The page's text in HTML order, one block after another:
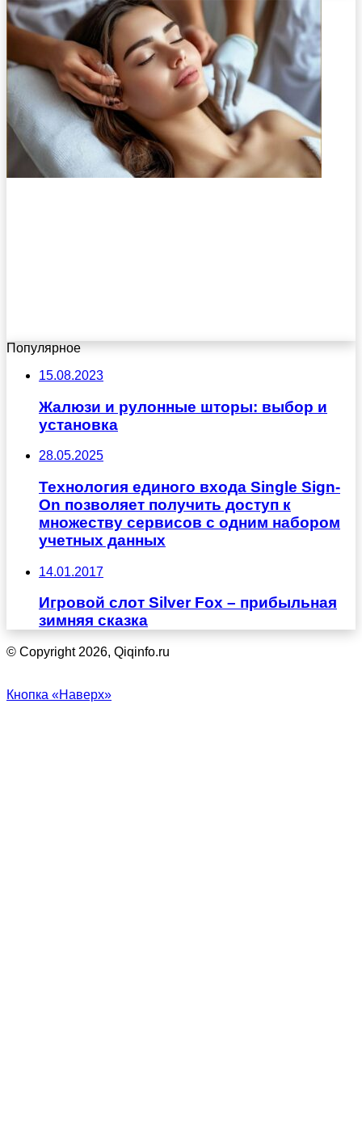
Популярное
15.08.2023
Жалюзи и рулонные шторы: выбор и
установка
28.05.2025
Технология единого входа Single Sign-
On позволяет получить доступ к
множеству сервисов с одним набором
учетных данных
14.01.2017
Игровой слот Silver Fox – прибыльная
зимняя сказка
© Copyright 2026, Qiqinfo.ru
Кнопка «Наверх»